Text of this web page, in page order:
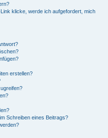
klicke, werde ich aufgefordert, mich
erstellen?
Schreiben eines Beitrags?